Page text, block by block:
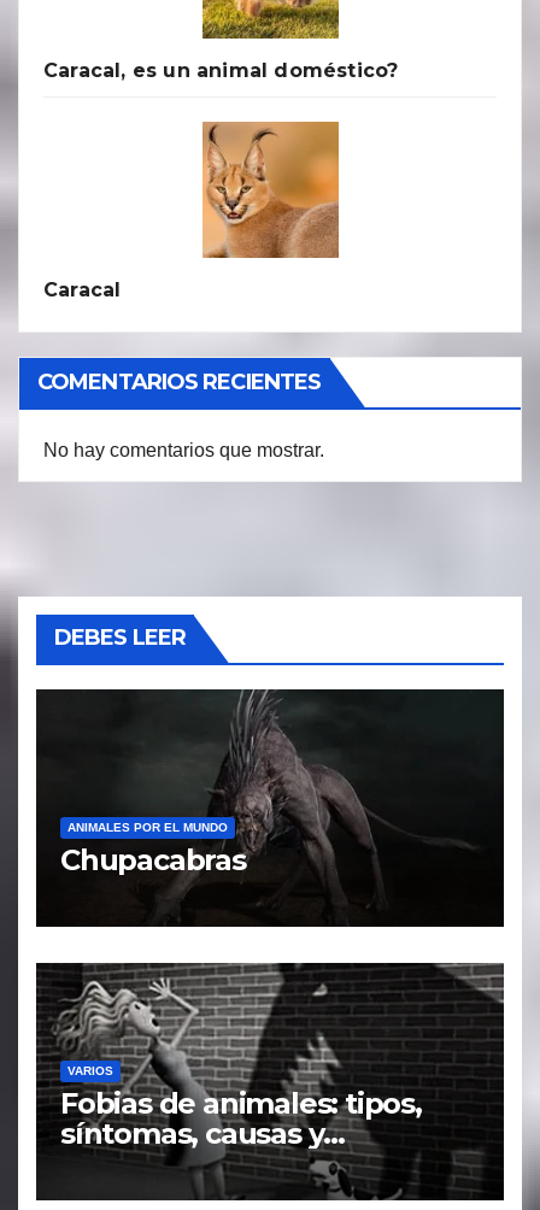
Caracal, es un animal doméstico?
Caracal
COMENTARIOS RECIENTES
No hay comentarios que mostrar.
DEBES LEER
ANIMALES POR EL MUNDO
Chupacabras
VARIOS
Fobias de animales: tipos,
síntomas, causas y
tratamiento